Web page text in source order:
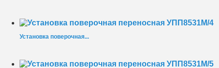
Установка поверочная...